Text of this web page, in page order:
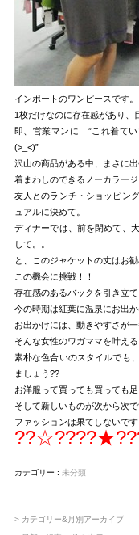
インポートのワンピースです
1枚だけなのに存在感があり、
即、営業マンに ”これ着てい
(>_<)”
沢山の商品がある中、まさに
着まわしのできるノーカラージ
友人とのランチ・ショッピン
ュアルに決めて。
ディナーでは、前を閉めて、
して。。
と、このジャケットの丈はお勧
この機会に挑戦！！
存在感のあるバックを引き立
今の時期は紅葉に温泉にお出か
お出かけには、動きやすさが
そんな女性のワガママを叶える
素朴な色合いのスタイルでも
ましょう??
お洋服って買っても買っても
そして新しいものが次から次
ファッションは果てしないで
カテゴリー : 未分類
> カテゴリー&月別アーカイブ